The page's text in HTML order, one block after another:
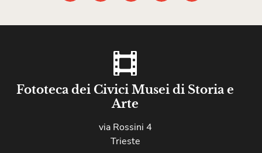
Fototeca dei Civici Musei di Storia e
Arte
via Rossini 4
Trieste